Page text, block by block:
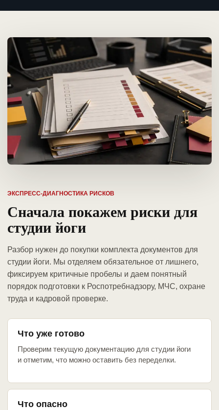
ЭКСПРЕСС-ДИАГНОСТИКА РИСКОВ
Сначала покажем риски для
студии йоги
Разбор нужен до покупки комплекта документов для
студии йоги. Мы отделяем обязательное от лишнего,
фиксируем критичные пробелы и даем понятный
порядок подготовки к Роспотребнадзору, МЧС, охране
труда и кадровой проверке.
Что уже готово
Проверим текущую документацию для студии йоги
и отметим, что можно оставить без переделки.
Что опасно